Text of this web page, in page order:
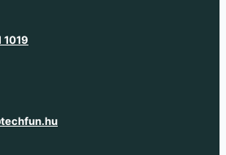
1019